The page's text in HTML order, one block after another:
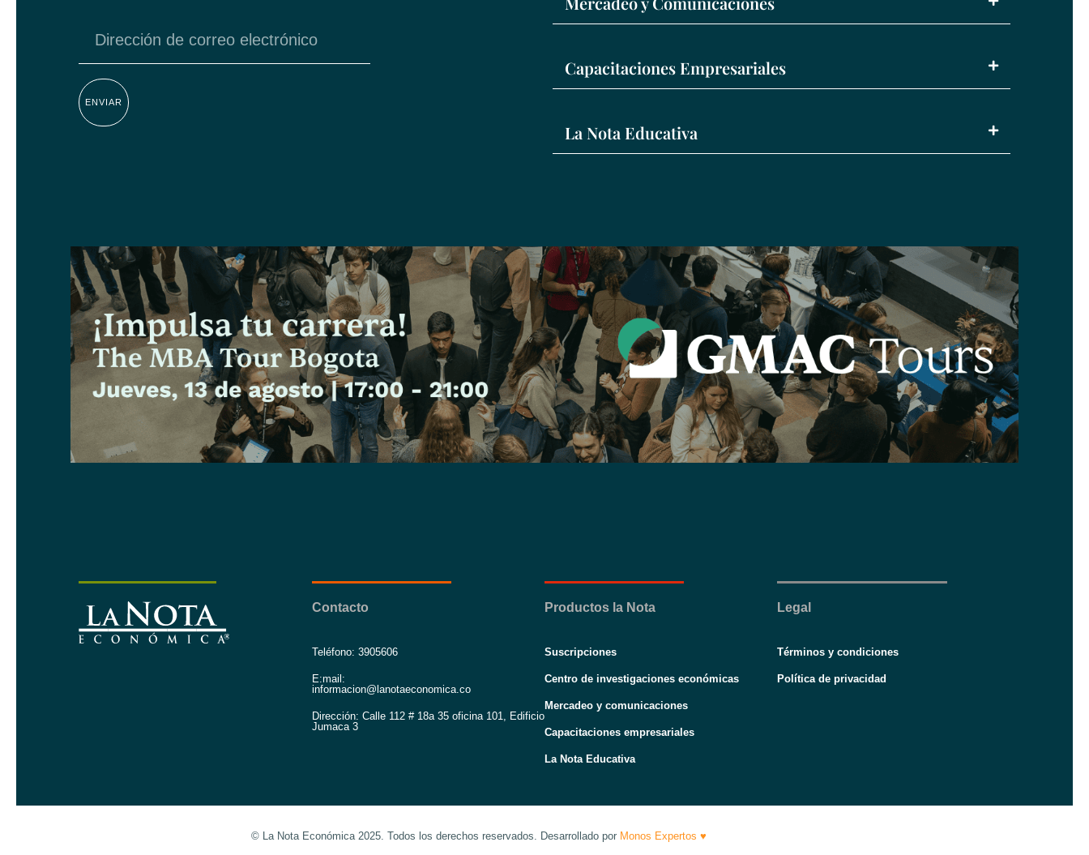
ENVIAR
Capacitaciones Empresariales
La Nota Educativa
Contacto
Teléfono: 3905606
E:mail:
informacion@lanotaeconomica.co
Dirección: Calle 112 # 18a 35 oficina 101, Edificio
Jumaca 3
Productos la Nota
Suscripciones
Centro de investigaciones económicas
Mercadeo y comunicaciones
Capacitaciones empresariales
La Nota Educativa
Legal
Términos y condiciones
Política de privacidad
© La Nota Económica 2025. Todos los derechos reservados. Desarrollado por Monos Expertos ♥